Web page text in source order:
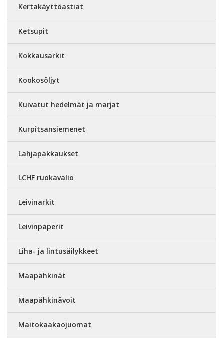
Kertakäyttöastiat
Ketsupit
Kokkausarkit
Kookosöljyt
Kuivatut hedelmät ja marjat
Kurpitsansiemenet
Lahjapakkaukset
LCHF ruokavalio
Leivinarkit
Leivinpaperit
Liha- ja lintusäilykkeet
Maapähkinät
Maapähkinävoit
Maitokaakaojuomat